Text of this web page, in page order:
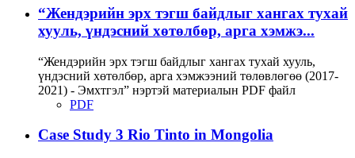
“Жендэрийн эрх тэгш байдлыг хангах тухай
хууль, үндэсний хөтөлбөр, арга хэмжэ...
“Жендэрийн эрх тэгш байдлыг хангах тухай хууль,
үндэсний хөтөлбөр, арга хэмжээний төлөвлөгөө (2017-
2021) - Эмхтгэл” нэртэй материалын PDF файл
PDF
Case Study 3 Rio Tinto in Mongolia